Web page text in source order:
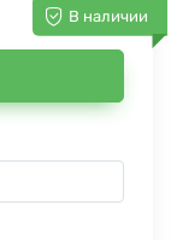
В наличии